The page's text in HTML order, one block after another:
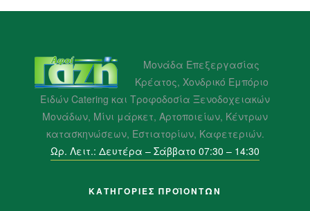
Μονάδα Επεξεργασίας
Κρέατος, Χονδρικό Εμπόριο
Ειδών Catering και Τροφοδοσία Ξενοδοχειακών
Μονάδων, Μίνι μάρκετ, Αρτοποιείων, Κέντρων
κατασκηνώσεων, Εστιατορίων, Καφετεριών.
Ωρ. Λειτ.: Δευτέρα – Σάββατο 07:30 – 14:30
ΚΑΤΗΓΟΡΙΕΣ ΠΡΟΪΌΝΤΩΝ